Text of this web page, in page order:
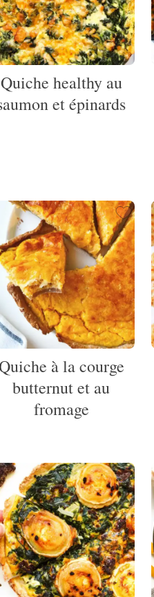
Quiche healthy au
et épinards
à la courge
butternut et au
fromage